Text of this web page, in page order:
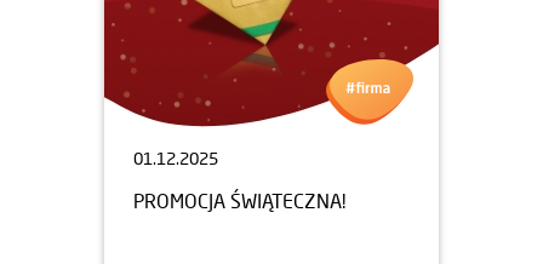
01.12.2025
PROMOCJA ŚWIĄTECZNA!